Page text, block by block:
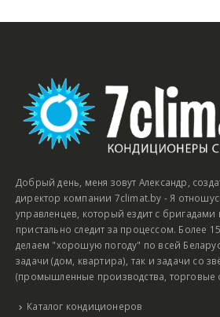
Добрый день, меня зовут Александр,
директор компании 7climat.by - Я
управленцев, который ездит с бригадами
пристально следит за процессом. Более
делаем "хорошую погоду" по всей
задачи (дом, квартира), так и задачи со
(промышленные производства, торговые
Каталог кондиционеров